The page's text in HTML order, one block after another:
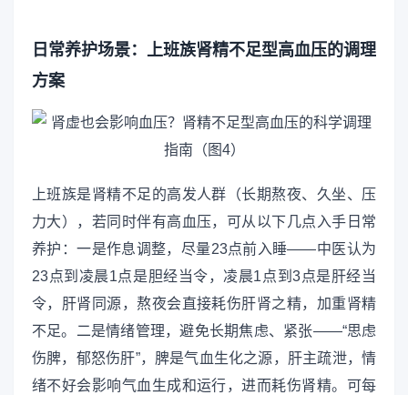
日常养护场景：上班族肾精不足型高血压的调理
方案
上班族是肾精不足的高发人群（长期熬夜、久坐、压
力大），若同时伴有高血压，可从以下几点入手日常
养护：一是作息调整，尽量23点前入睡——中医认为
23点到凌晨1点是胆经当令，凌晨1点到3点是肝经当
令，肝肾同源，熬夜会直接耗伤肝肾之精，加重肾精
不足。二是情绪管理，避免长期焦虑、紧张——“思虑
伤脾，郁怒伤肝”，脾是气血生化之源，肝主疏泄，情
绪不好会影响气血生成和运行，进而耗伤肾精。可每